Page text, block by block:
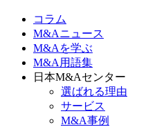
コラム
M&Aニュース
M&Aを学ぶ
M&A用語集
日本M&Aセンター
選ばれる理由
サービス
M&A事例